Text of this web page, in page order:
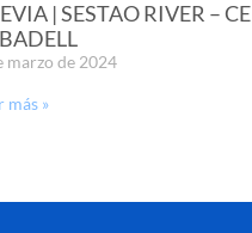
| SESTAO RIVER – CE
marzo de 2024
más »